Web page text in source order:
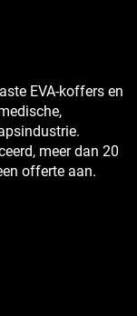
EVA-koffers en
meer dan 20
offerte aan.